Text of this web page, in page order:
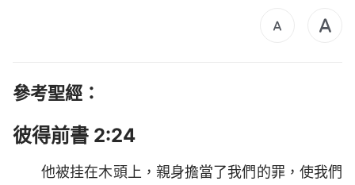
參考聖經：
彼得前書 2:24
他被挂在木頭上，親身擔當了我們的罪，使我們